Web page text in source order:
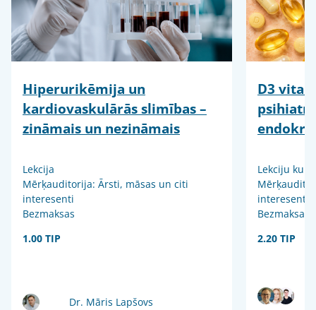
Hiperurikēmija un
kardiovaskulārās slimības –
zināmais un nezināmais
Lekcija
Mērķauditorija: Ārsti, māsas un citi
interesenti
Bezmaksas
1.00 TIP
Dr. Māris Lapšovs
D3
Lekciju
interesenti
Bezmaksas
2.20 TIP